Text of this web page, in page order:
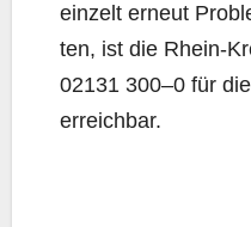
ein­zelt erneut
ten, ist die Rhein-
02131 300–0 für
erreichbar.